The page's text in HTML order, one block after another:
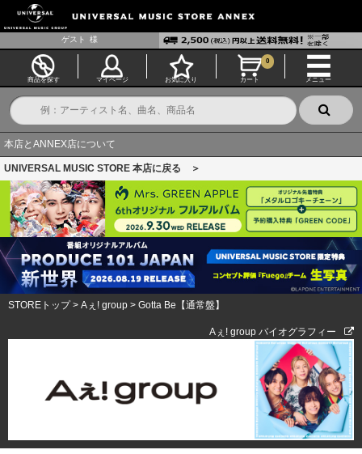
ゲスト 様
商品を探す マイページ お気に入り カート
0
メニュー
本店とANNEX店について
UNIVERSAL MUSIC STORE 本店に戻る ＞
STOREトップ> Aぇ! group > Gotta Be【通常盤】
Aぇ! group バイオグラフィー